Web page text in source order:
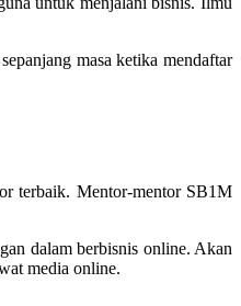
masa ketika mendaftar
terbaik. Mentor-mentor SB1M
dalam berbisnis online. Akan
media online.